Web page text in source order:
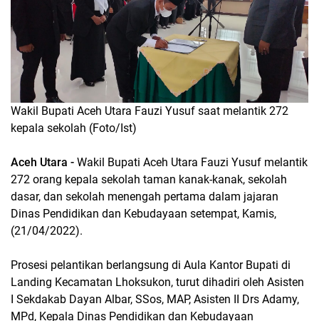
Wakil Bupati Aceh Utara Fauzi Yusuf saat melantik 272
kepala sekolah (Foto/Ist)
Aceh Utara - Wakil Bupati Aceh Utara Fauzi Yusuf melantik
272 orang kepala sekolah taman kanak-kanak, sekolah
dasar, dan sekolah menengah pertama dalam jajaran
Dinas Pendidikan dan Kebudayaan setempat, Kamis,
(21/04/2022).
Prosesi pelantikan berlangsung di Aula Kantor Bupati di
Landing Kecamatan Lhoksukon, turut dihadiri oleh Asisten
I Sekdakab Dayan Albar, SSos, MAP, Asisten II Drs Adamy,
MPd, Kepala Dinas Pendidikan dan Kebudayaan